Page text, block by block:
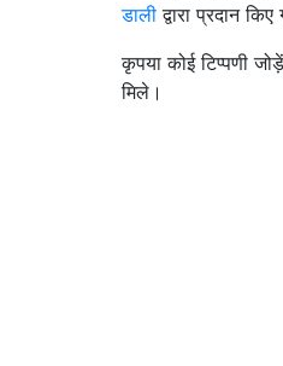
डाली द्वारा प्रदान
कृपया कोई टिप्पणी
मिले।